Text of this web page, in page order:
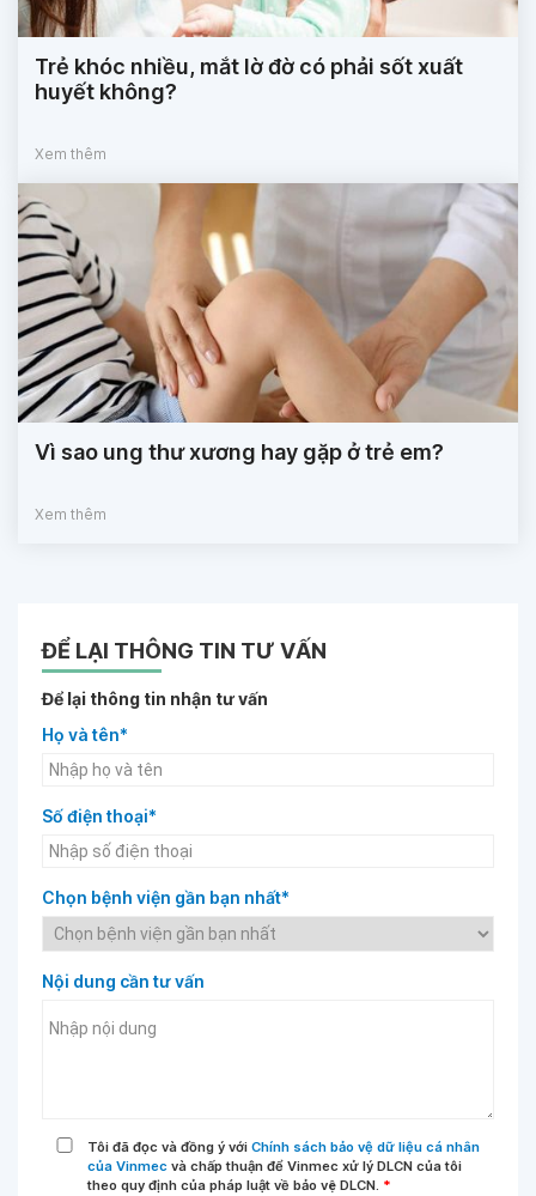
Trẻ khóc nhiều, mắt lờ đờ có phải sốt xuất
huyết không?
Xem thêm
Vì sao ung thư xương hay gặp ở trẻ em?
Xem thêm
ĐỂ LẠI THÔNG TIN TƯ VẤN
Để lại thông tin nhận tư vấn
Họ và tên*
Số điện thoại*
Chọn bệnh viện gần bạn nhất*
Nội dung cần tư vấn
Tôi đã đọc và đồng ý với Chính sách bảo vệ dữ liệu cá nhân
của Vinmec và chấp thuận để Vinmec xử lý DLCN của tôi
theo quy định của pháp luật về bảo vệ DLCN. *